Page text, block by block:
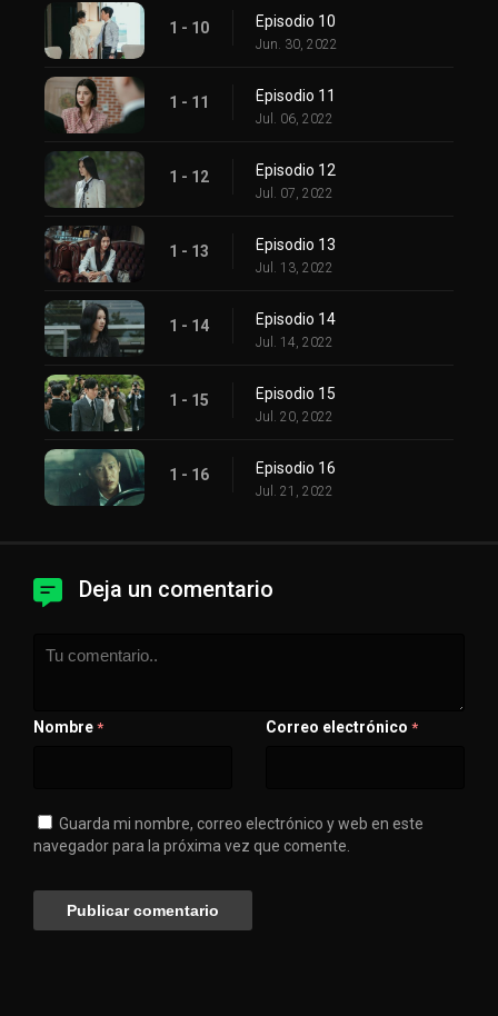
1 - 10 Episodio 10
Jun. 30, 2022
1 - 11 Episodio 11
Jul. 06, 2022
1 - 12 Episodio 12
Jul. 07, 2022
1 - 13 Episodio 13
Jul. 13, 2022
1 - 14 Episodio 14
Jul. 14, 2022
1 - 15 Episodio 15
Jul. 20, 2022
1 - 16 Episodio 16
Jul. 21, 2022
Deja un comentario
Nombre * Correo electrónico *
Guarda mi nombre, correo electrónico y web en este
navegador para la próxima vez que comente.